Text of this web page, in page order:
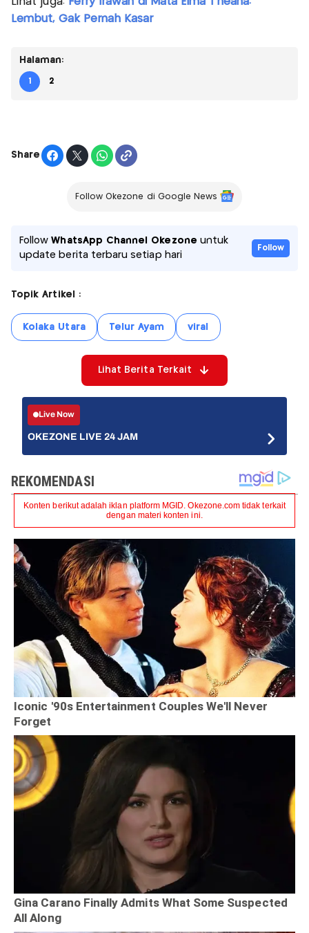
Lembut, Gak Pernah Kasar
Halaman:
1 2
Share
Follow Okezone di Google News
FollowWhatsApp Channel Okezone untuk
update berita terbaru setiap hari
Follow
Topik Artikel :
Kolaka Utara Telur Ayam viral
Lihat Berita Terkait
Live Now
OKEZONE LIVE 24 JAM